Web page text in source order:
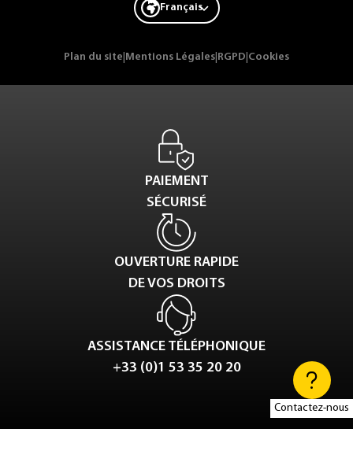
Contactez-nous
Français
Plan du site Mentions Légales RGPD Cookies
PAIEMENT
SÉCURISÉ
OUVERTURE RAPIDE
DE VOS DROITS
ASSISTANCE TÉLÉPHONIQUE
+33 (0)1 53 35 20 20